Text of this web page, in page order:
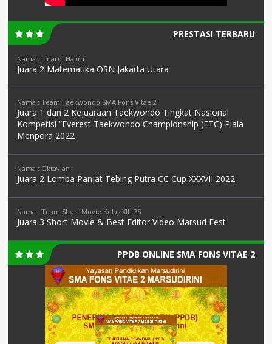
PRESTASI TERBARU
Nama : Linardi Halim
Juara 2 Matematika OSN Jakarta Utara
Nama : Team Taekwondo SMA Fons Vitae 2
Juara 1 dan 2 Kejuaraan Taekwondo Tingkat Nasional
Kompetisi “Everest Taekwondo Championship (ETC) Piala
Menpora 2022
Nama : Oktavian
Juara 2 Lomba Panjat Tebing Putra CC Cup XXXVII 2022
Nama : Team Short Movie Kelas XII IPS
Juara 3 Short Movie & Best Editor Video Marsud Fest
PPDB ONLINE SMA FONS VITAE 2